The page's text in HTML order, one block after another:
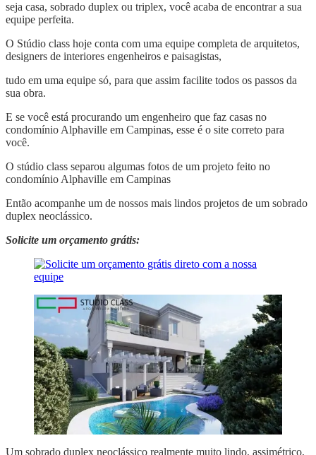
seja casa, sobrado duplex ou triplex, você acaba de encontrar a sua
equipe perfeita.
O Stúdio class hoje conta com uma equipe completa de arquitetos,
designers de interiores engenheiros e paisagistas,
tudo em uma equipe só, para que assim facilite todos os passos da
sua obra.
E se você está procurando um engenheiro que faz casas no
condomínio Alphaville em Campinas, esse é o site correto para
você.
O stúdio class separou algumas fotos de um projeto feito no
condomínio Alphaville em Campinas
Então acompanhe um de nossos mais lindos projetos de um sobrado
duplex neoclássico.
Solicite um orçamento grátis:
Um sobrado duplex neoclássico realmente muito lindo, assimétrico,